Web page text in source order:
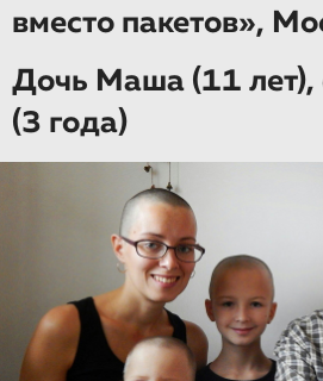
вместо пакетов»,
Дочь Маша (11 лет),
(3 года)